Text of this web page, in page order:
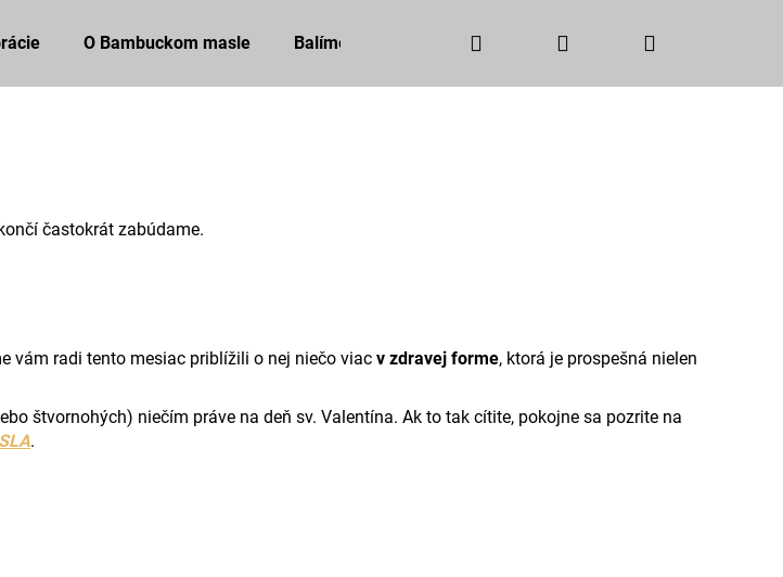
O Bambuckom masle Balíme ekologicky Doprava a platbyPrihlásenie
častokrát zabúdame.
vám radi tento mesiac priblížili o nej niečo viac v zdravej forme, ktorá je prospešná nielen
štvornohých) niečím práve na deň sv. Valentína. Ak to tak cítite, pokojne sa pozrite na
.